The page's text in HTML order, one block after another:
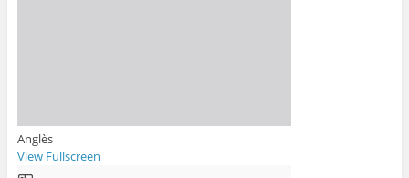
Anglès
View Fullscreen